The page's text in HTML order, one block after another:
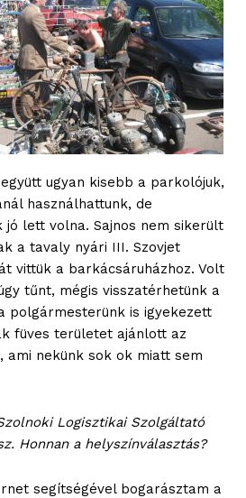
ugyan kisebb a parkolójuk,
használhattunk, de
jó lett volna. Sajnos nem sikerült
a tavaly nyári III. Szovjet
vittük a barkácsáruházhoz. Volt
tűnt, mégis visszatérhetünk a
polgármesterünk is igyekezett
füves területet ajánlott az
ami nekünk sok ok miatt sem
Logisztikai Szolgáltató
Honnan a helyszínválasztás?
segítségével bogarásztam a